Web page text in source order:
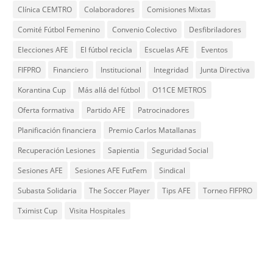
Clínica CEMTRO
Colaboradores
Comisiones Mixtas
Comité Fútbol Femenino
Convenio Colectivo
Desfibriladores
Elecciones AFE
El fútbol recicla Escuelas AFE
Eventos
FIFPRO
Financiero Institucional Integridad
Junta Directiva
Korantina Cup
Más allá del fútbol
O11CE METROS
Oferta formativa
Partido AFE
Patrocinadores
Planificación financiera
Premio Carlos Matallanas
Recuperación Lesiones
Sapientia
Seguridad Social
Sesiones AFE
Sesiones AFE FutFem
Sindical
Subasta Solidaria
The Soccer Player Tips AFE
Torneo FIFPRO
Tximist Cup
Visita Hospitales